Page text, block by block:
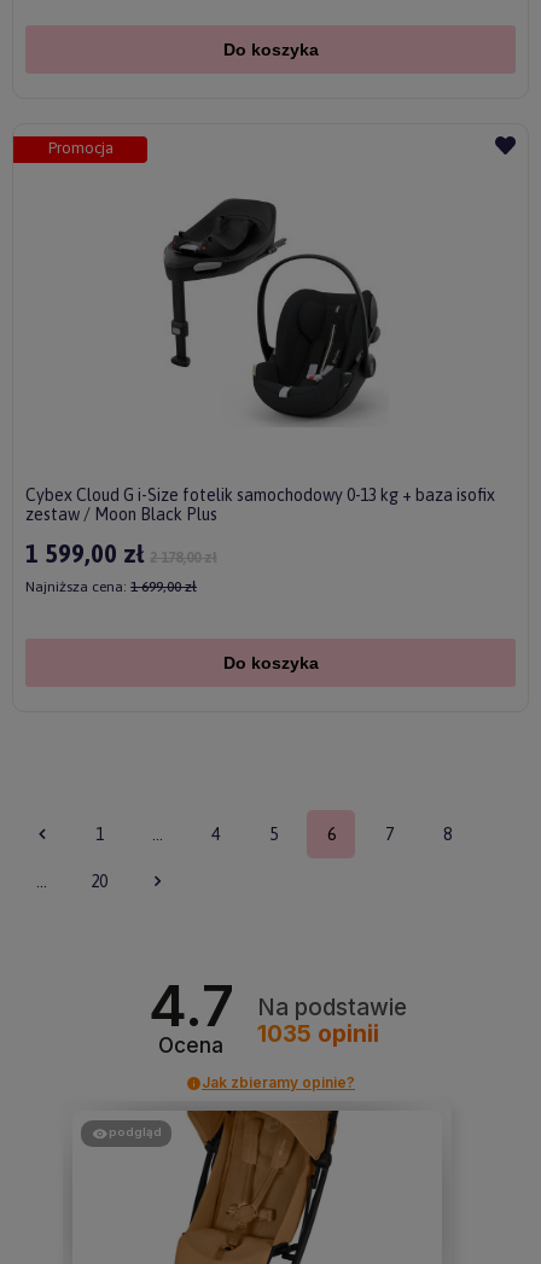
Do koszyka
Cybex Cloud G i-Size fotelik samochodowy 0-13 kg + baza isofix
zestaw / Moon Black Plus
1 599,00 zł 2 178,00 zł
Najniższa cena: 1 699,00 zł
Do koszyka
Promocja
1 ... 4 5 6 7 8
... 20
4.7
Ocena
Na podstawie
1035 opinii
Jak zbieramy opinie?
podgląd